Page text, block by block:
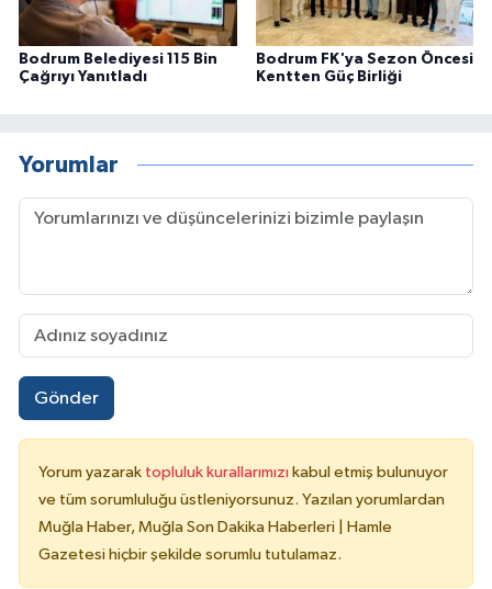
Bodrum Belediyesi 115 Bin
Çağrıyı Yanıtladı
Bodrum FK'ya Sezon Öncesi
Kentten Güç Birliği
Yorumlar
Gönder
Yorum yazarak topluluk kurallarımızı kabul etmiş bulunuyor
ve tüm sorumluluğu üstleniyorsunuz. Yazılan yorumlardan
Muğla Haber, Muğla Son Dakika Haberleri | Hamle
Gazetesi hiçbir şekilde sorumlu tutulamaz.